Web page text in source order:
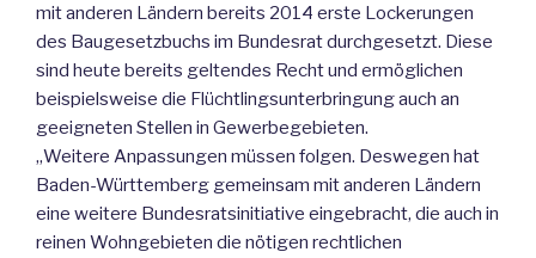
mit anderen Ländern bereits 2014 erste Lockerungen
des Baugesetzbuchs im Bundesrat durchgesetzt. Diese
sind heute bereits geltendes Recht und ermöglichen
beispielsweise die Flüchtlingsunterbringung auch an
geeigneten Stellen in Gewerbegebieten.
„Weitere Anpassungen müssen folgen. Deswegen hat
Baden-Württemberg gemeinsam mit anderen Ländern
eine weitere Bundesratsinitiative eingebracht, die auch in
reinen Wohngebieten die nötigen rechtlichen